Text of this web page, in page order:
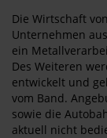
Die Wirtschaft
Unternehmen
ein
Des Weiteren
entwickelt und
vom Band.
sowie die
aktuell nicht